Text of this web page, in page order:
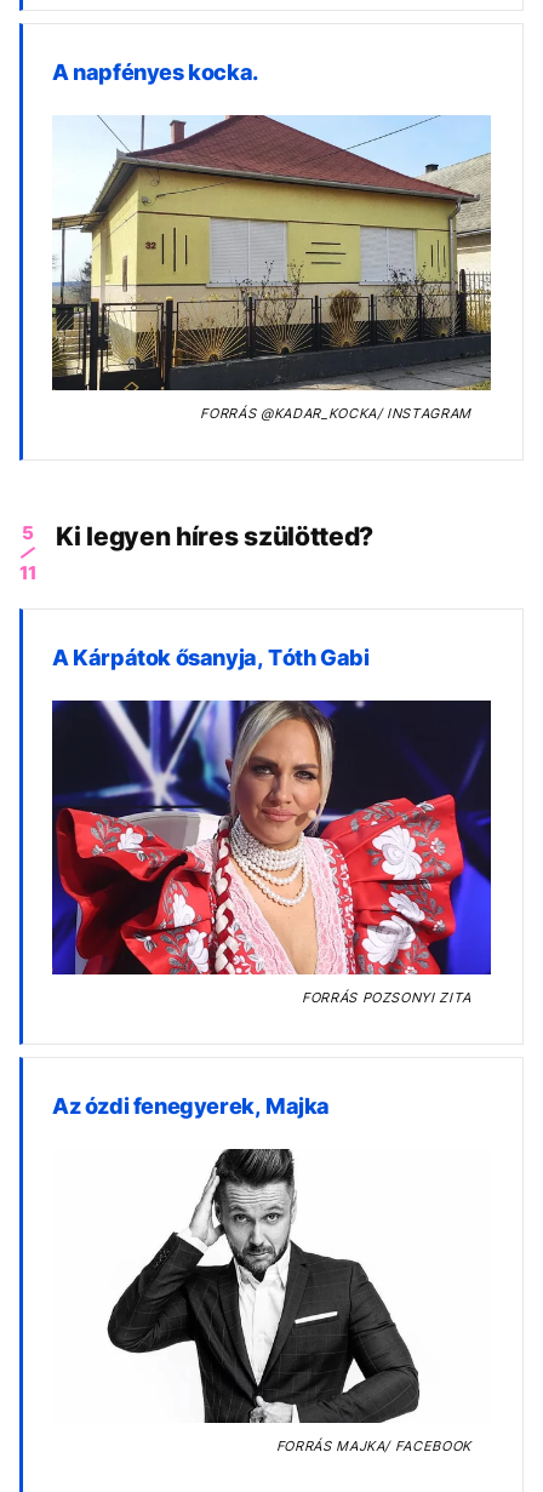
A napfényes kocka.
FORRÁS@KADAR_KOCKA/ INSTAGRAM
5
11
Ki legyen híres szülötted?
A Kárpátok ősanyja, Tóth Gabi
FORRÁSPOZSONYI ZITA
Az ózdi fenegyerek, Majka
FORRÁSMAJKA/ FACEBOOK